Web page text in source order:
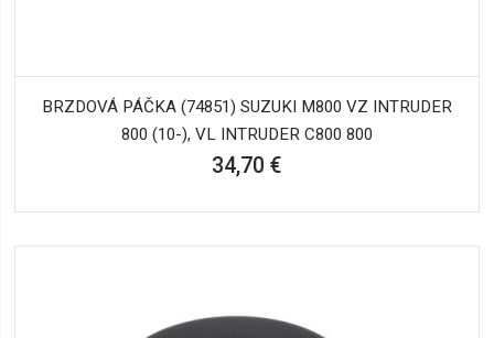
BRZDOVÁ PÁČKA (74851) SUZUKI M800 VZ INTRUDER
800 (10-), VL INTRUDER C800 800
34,70 €